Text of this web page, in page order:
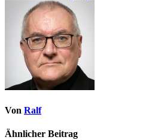
Von Ralf
Ähnlicher Beitrag